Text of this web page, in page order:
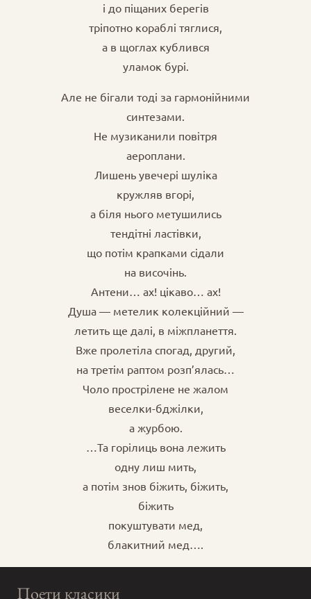
і до піщаних берегів
тріпотно кораблі тяглися,
а в щоглах кублився
уламок бурі.
Але не бігали тоді за гармонійними
синтезами.
Не музиканили повітря
аероплани.
Лишень увечері шуліка
кружляв вгорі,
а біля нього метушились
тендітні ластівки,
що потім крапками сідали
на височінь.
Антени… ах! цікаво… ах!
Душа — метелик колекційний —
летить ще далі, в міжпланеття.
Вже пролетіла спогад, другий,
на третім раптом розп’ялась…
Чоло прострілене не жалом
веселки-бджілки,
а журбою.
…Та горілиць вона лежить
одну лиш мить,
а потім знов біжить, біжить,
біжить
покуштувати мед,
блакитний мед….
Поети класики